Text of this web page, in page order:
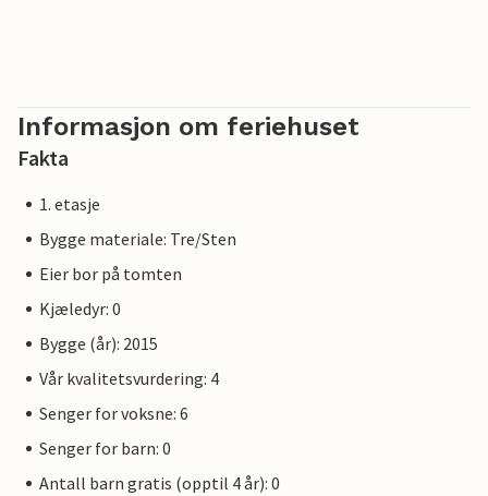
Informasjon om feriehuset
Fakta
1. etasje
Bygge materiale: Tre/Sten
Eier bor på tomten
Kjæledyr: 0
Bygge (år): 2015
Vår kvalitetsvurdering: 4
Senger for voksne: 6
Senger for barn: 0
Antall barn gratis (opptil 4 år): 0